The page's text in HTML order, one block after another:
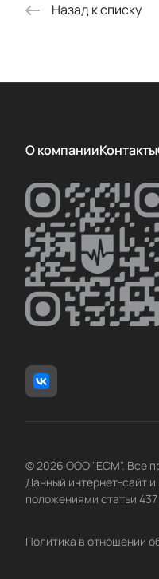
Назад к списку
О компанииКонтакты
© 2026 ООО "ЕСМ". Все
Данный интернет-сайт
положениями статьи
Политика в отношении